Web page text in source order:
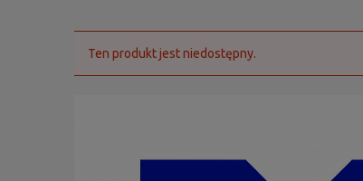
Ten produkt jest niedostępny.